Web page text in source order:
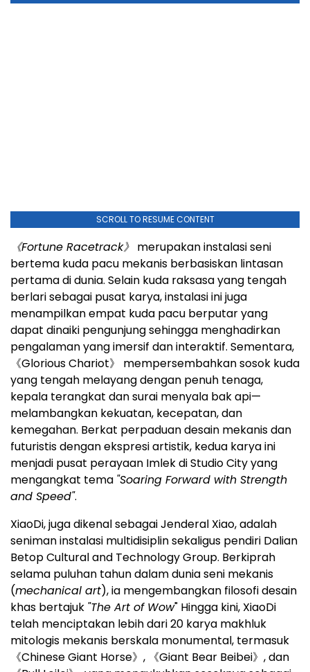
SCROLL TO RESUME CONTENT
《Fortune Racetrack》 merupakan instalasi seni
bertema kuda pacu mekanis berbasiskan lintasan
pertama di dunia. Selain kuda raksasa yang tengah
berlari sebagai pusat karya, instalasi ini juga
menampilkan empat kuda pacu berputar yang
dapat dinaiki pengunjung sehingga menghadirkan
pengalaman yang imersif dan interaktif. Sementara,
《Glorious Chariot》 mempersembahkan sosok kuda
yang tengah melayang dengan penuh tenaga,
kepala terangkat dan surai menyala bak api—
melambangkan kekuatan, kecepatan, dan
kemegahan. Berkat perpaduan desain mekanis dan
futuristis dengan ekspresi artistik, kedua karya ini
menjadi pusat perayaan Imlek di Studio City yang
mengangkat tema "Soaring Forward with Strength
and Speed".
XiaoDi, juga dikenal sebagai Jenderal Xiao, adalah
seniman instalasi multidisiplin sekaligus pendiri Dalian
Betop Cultural and Technology Group. Berkiprah
selama puluhan tahun dalam dunia seni mekanis
(mechanical art), ia mengembangkan filosofi desain
khas bertajuk "The Art of Wow" Hingga kini, XiaoDi
telah menciptakan lebih dari 20 karya makhluk
mitologis mekanis berskala monumental, termasuk
《Chinese Giant Horse》, 《Giant Bear Beibei》, dan